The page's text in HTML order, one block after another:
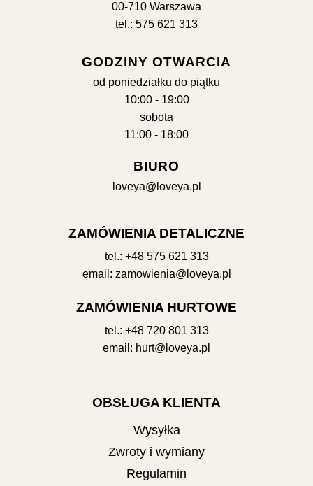
00-710 Warszawa
tel.: 575 621 313
GODZINY OTWARCIA
od poniedziałku do piątku
10:00 - 19:00
sobota
11:00 - 18:00
BIURO
loveya@loveya.pl
ZAMÓWIENIA DETALICZNE
tel.: +48 575 621 313
email: zamowienia@loveya.pl
ZAMÓWIENIA HURTOWE
tel.: +48 720 801 313
email: hurt@loveya.pl
OBSŁUGA KLIENTA
Wysyłka
Zwroty i wymiany
Regulamin